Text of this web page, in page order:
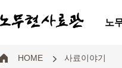
노
HOME 사료이야기